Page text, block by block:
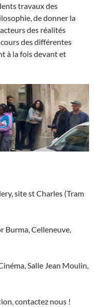
travaux des
de donner la
des réalités
des différentes
à la fois devant et
site st Charles (Tram
Burma, Celleneuve,
Salle Jean Moulin,
contactez nous !